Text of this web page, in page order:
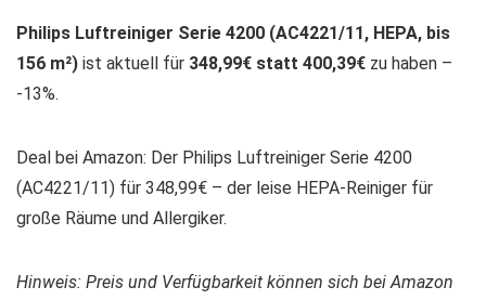
Philips Luftreiniger Serie 4200 (AC4221/11, HEPA, bis
156 m²) ist aktuell für 348,99€ statt 400,39€ zu haben –
-13%.
Deal bei Amazon: Der Philips Luftreiniger Serie 4200
(AC4221/11) für 348,99€ – der leise HEPA-Reiniger für
große Räume und Allergiker.
Hinweis: Preis und Verfügbarkeit können sich bei Amazon